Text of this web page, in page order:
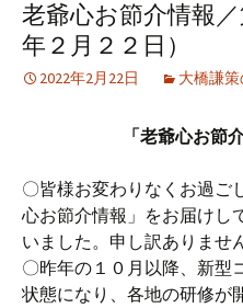
老爺心お節介情報
年２月２２日）
2022年2月22日 大橋謙
「老爺心お節
〇皆様お変わりなくお過ご
心お節介情報」をお届けし
いました。申し訳ありませ
〇昨年の１０月以降、新型
状態になり、各地の研修が